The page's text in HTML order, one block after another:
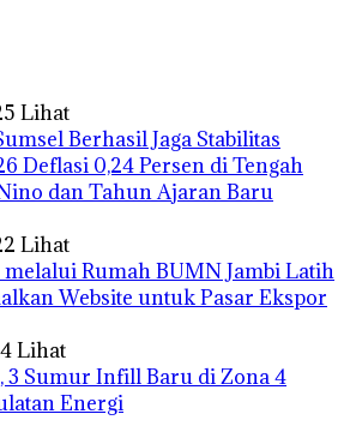
Lihat
Berhasil Jaga Stabilitas
Deflasi 0,24 Persen di Tengah
dan Tahun Ajaran Baru
Lihat
melalui Rumah BUMN Jambi Latih
Website untuk Pasar Ekspor
Lihat
3 Sumur Infill Baru di Zona 4
Energi